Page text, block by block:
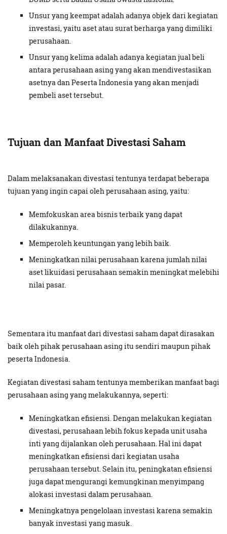
Unsur yang keempat adalah adanya objek dari kegiatan
investasi, yaitu aset atau surat berharga yang dimiliki
perusahaan.
Unsur yang kelima adalah adanya kegiatan jual beli
antara perusahaan asing yang akan mendivestasikan
asetnya dan Peserta Indonesia yang akan menjadi
pembeli aset tersebut.
Tujuan dan Manfaat Divestasi Saham
Dalam melaksanakan divestasi tentunya terdapat beberapa
tujuan yang ingin capai oleh perusahaan asing, yaitu:
Memfokuskan area bisnis terbaik yang dapat
dilakukannya.
Memperoleh keuntungan yang lebih baik.
Meningkatkan nilai perusahaan karena jumlah nilai
aset likuidasi perusahaan semakin meningkat melebihi
nilai pasar.
Sementara itu manfaat dari divestasi saham dapat dirasakan
baik oleh pihak perusahaan asing itu sendiri maupun pihak
peserta Indonesia.
Kegiatan divestasi saham tentunya memberikan manfaat bagi
perusahaan asing yang melakukannya, seperti:
Meningkatkan efisiensi. Dengan melakukan kegiatan
divestasi, perusahaan lebih fokus kepada unit usaha
inti yang dijalankan oleh perusahaan. Hal ini dapat
meningkatkan efisiensi dari kegiatan usaha
perusahaan tersebut. Selain itu, peningkatan efisiensi
juga dapat mengurangi kemungkinan menyimpang
alokasi investasi dalam perusahaan.
Meningkatnya pengelolaan investasi karena semakin
banyak investasi yang masuk.